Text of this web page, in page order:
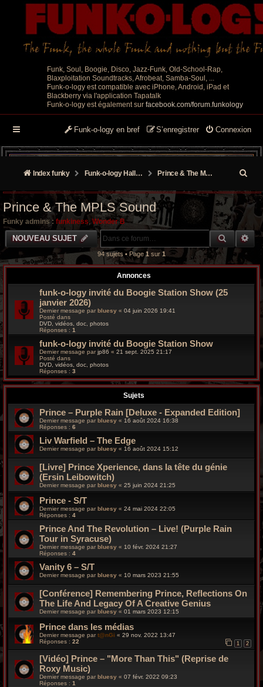
Funk, Soul, Boogie, Disco, Jazz-Funk, Old-School-Rap,
Blaxploitation Soundtracks, Afrobeat, Samba-Soul, ...
Funk-o-logy est compatible avec iPhone, Android, iPad et
Blackberry via l'application Tapatalk
Funk-o-logy est également sur facebook.com/forum.funkology
Connexion
S’enregistrer
Funk-o-logy en bref
Index funky Funk-o-logy Hall of Fame Prince & The MPLS Sound
e
h
r
c
o
Prince & The MPLS Sound
Funky admins : funkiness, Wonder B
NOUVEAU SUJET
94 sujets • Page 1 sur 1
Annonces
funk-o-logy invité du Boogie Station Show (25
janvier 2026)
Dernier message par bluesy « 04 juin 2026 19:41
Posté dans
DVD, vidéos, doc, photos
Réponses : 1
funk-o-logy invité du Boogie Station Show
Dernier message parjp86 « 21 sept. 2025 21:17
Posté dans
DVD, vidéos, doc, photos
Réponses : 3
Sujets
Prince – Purple Rain [Deluxe - Expanded Edition]
Dernier message par bluesy « 16 août 2024 16:38
Réponses : 6
Liv Warfield – The Edge
Dernier message parbluesy « 16 août 2024 15:12
[Livre] Prince Xperience, dans la tête du génie
(Ersin Leibowitch)
Dernier message par bluesy « 25 juin 2024 21:25
Prince - S/T
Dernier message parbluesy « 24 mai 2024 22:05
Réponses : 4
Prince And The Revolution – Live! (Purple Rain
Tour in Syracuse)
Dernier message par bluesy « 10 févr. 2024 21:27
Réponses : 4
Vanity 6 – S/T
Dernier message parbluesy « 10 mars 2023 21:55
[Conférence] Remembering Prince, Reflections On
The Life And Legacy Of A Creative Genius
Dernier message par bluesy « 01 mars 2023 12:15
Prince dans les médias
Dernier message part@nGi « 29 nov. 2022 13:47
Réponses : 22 1 2
[Vidéo] Prince – "More Than This" (Reprise de
Roxy Music)
Dernier message par bluesy « 07 févr. 2022 09:23
Réponses : 1